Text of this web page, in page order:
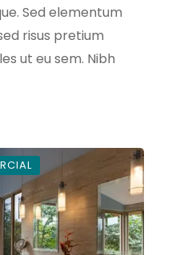
Sed elementum
risus pretium
ut eu sem. Nibh